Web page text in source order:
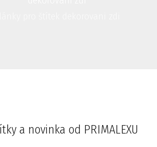
a novinka od PRIMALEXU